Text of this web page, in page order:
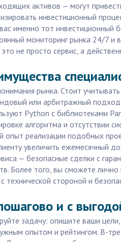
активов — могут
инвестиционный
именно тот инвестиционный
мониторинг рынка 24/7 и
не просто сервис, а
рынка. Стоит
или арбитражный
Python с библиотеками
алгоритма и отсутствии
опыт реализации подобных
увеличить ежемесячный
— безопасные сделки с
Более того, вы сможете
стороной и
и с
задачу: опишите ваши
опытом и рейтингом. В-